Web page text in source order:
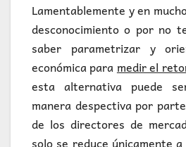
Lamentablemente y en
desconocimiento o por no
saber parametrizar y
económica para medir el
esta alternativa puede
manera despectiva por
de los directores de
solo se reduce únicamente